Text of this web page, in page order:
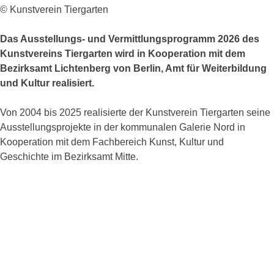
© Kunstverein Tiergarten
Das Ausstellungs- und Vermittlungsprogramm 2026 des
Kunstvereins Tiergarten wird in Kooperation mit dem
Bezirksamt Lichtenberg von Berlin, Amt für Weiterbildung
und Kultur realisiert.
Von 2004 bis 2025 realisierte der Kunstverein Tiergarten seine
Ausstellungsprojekte in der kommunalen Galerie Nord in
Kooperation mit dem Fachbereich Kunst, Kultur und
Geschichte im Bezirksamt Mitte.